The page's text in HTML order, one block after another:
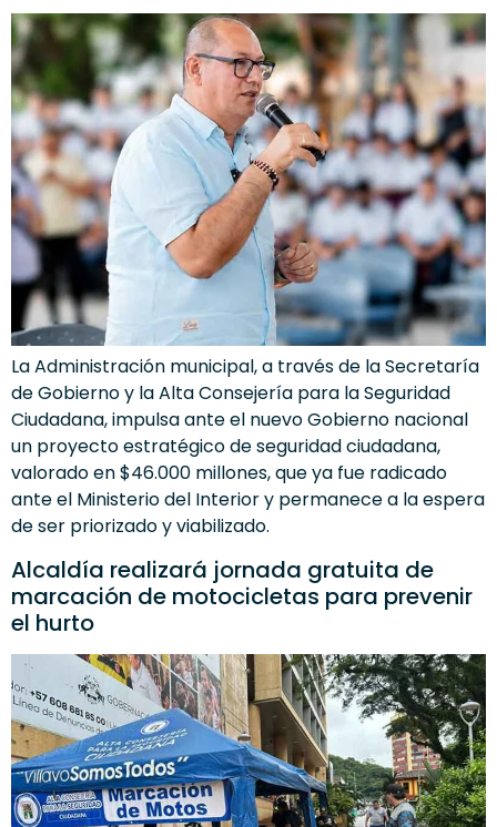
La Administración municipal, a través de la Secretaría
de Gobierno y la Alta Consejería para la Seguridad
Ciudadana, impulsa ante el nuevo Gobierno nacional
un proyecto estratégico de seguridad ciudadana,
valorado en $46.000 millones, que ya fue radicado
ante el Ministerio del Interior y permanece a la espera
de ser priorizado y viabilizado.
Alcaldía realizará jornada gratuita de
marcación de motocicletas para prevenir
el hurto